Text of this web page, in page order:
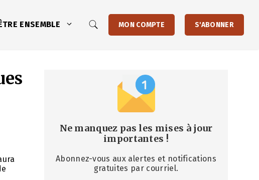
ENSEMBLE MON COMPTE S'ABONNER
Ne manquez pas les mises à jour
importantes !
Abonnez-vous aux alertes et notifications
gratuites par courriel.